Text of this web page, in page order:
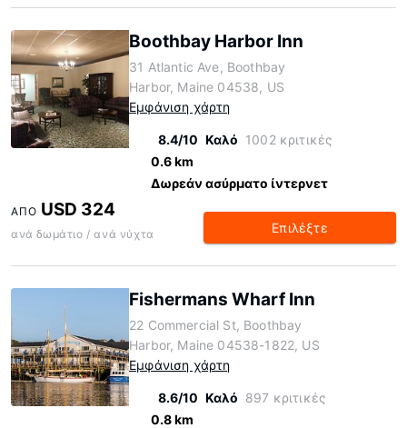
Boothbay Harbor Inn
31 Atlantic Ave, Boothbay
Harbor, Maine 04538, US
Εμφάνιση χάρτη
8.4/10 Καλό 1002 κριτικές
0.6 km
Δωρεάν ασύρματο ίντερνετ
ΑΠΌ USD 324
ανά δωμάτιο / ανά νύχτα Επιλέξτε
Fishermans Wharf Inn
22 Commercial St, Boothbay
Harbor, Maine 04538-1822, US
Εμφάνιση χάρτη
8.6/10 Καλό 897 κριτικές
0.8 km